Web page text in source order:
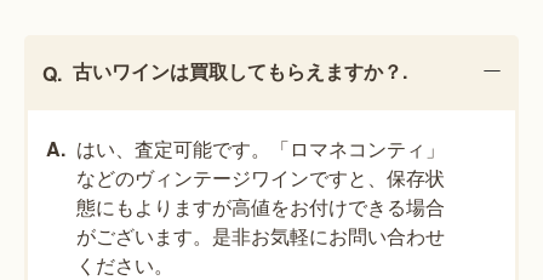
古いワインは買取してもらえますか？.
はい、査定可能です。「ロマネコンティ」
などのヴィンテージワインですと、保存状
態にもよりますが高値をお付けできる場合
がございます。是非お気軽にお問い合わせ
ください。